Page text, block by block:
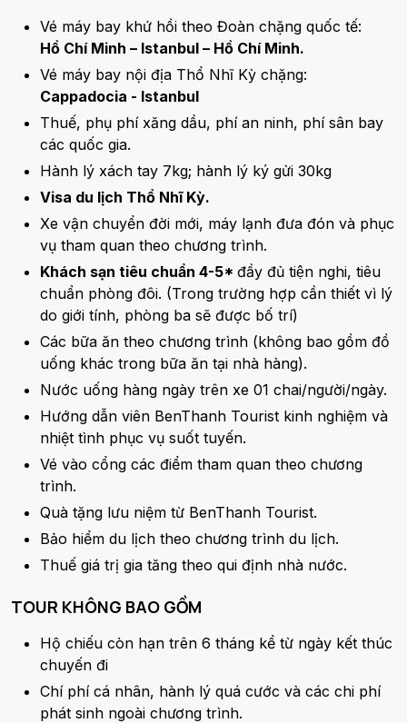
Vé máy bay khứ hồi theo Đoàn chặng quốc tế:
Hồ Chí Minh – Istanbul – Hồ Chí Minh.
Vé máy bay nội địa Thổ Nhĩ Kỳ chặng:
Cappadocia - Istanbul
Thuế, phụ phí xăng dầu, phí an ninh, phí sân bay
các quốc gia.
Hành lý xách tay 7kg; hành lý ký gửi 30kg
Visa du lịch Thổ Nhĩ Kỳ.
Xe vận chuyển đời mới, máy lạnh đưa đón và phục
vụ tham quan theo chương trình.
Khách sạn tiêu chuẩn 4-5* đầy đủ tiện nghi, tiêu
chuẩn phòng đôi. (Trong trường hợp cần thiết vì lý
do giới tính, phòng ba sẽ được bố trí)
Các bữa ăn theo chương trình (không bao gồm đồ
uống khác trong bữa ăn tại nhà hàng).
Nước uống hàng ngày trên xe 01 chai/người/ngày.
Hướng dẫn viên BenThanh Tourist kinh nghiệm và
nhiệt tình phục vụ suốt tuyến.
Vé vào cổng các điểm tham quan theo chương
trình.
Quà tặng lưu niệm từ BenThanh Tourist.
Bảo hiểm du lịch theo chương trình du lịch.
Thuế giá trị gia tăng theo qui định nhà nước.
TOUR KHÔNG BAO GỒM
Hộ chiếu còn hạn trên 6 tháng kể từ ngày kết thúc
chuyến đi
Chí phí cá nhân, hành lý quá cước và các chi phí
phát sinh ngoài chương trình.